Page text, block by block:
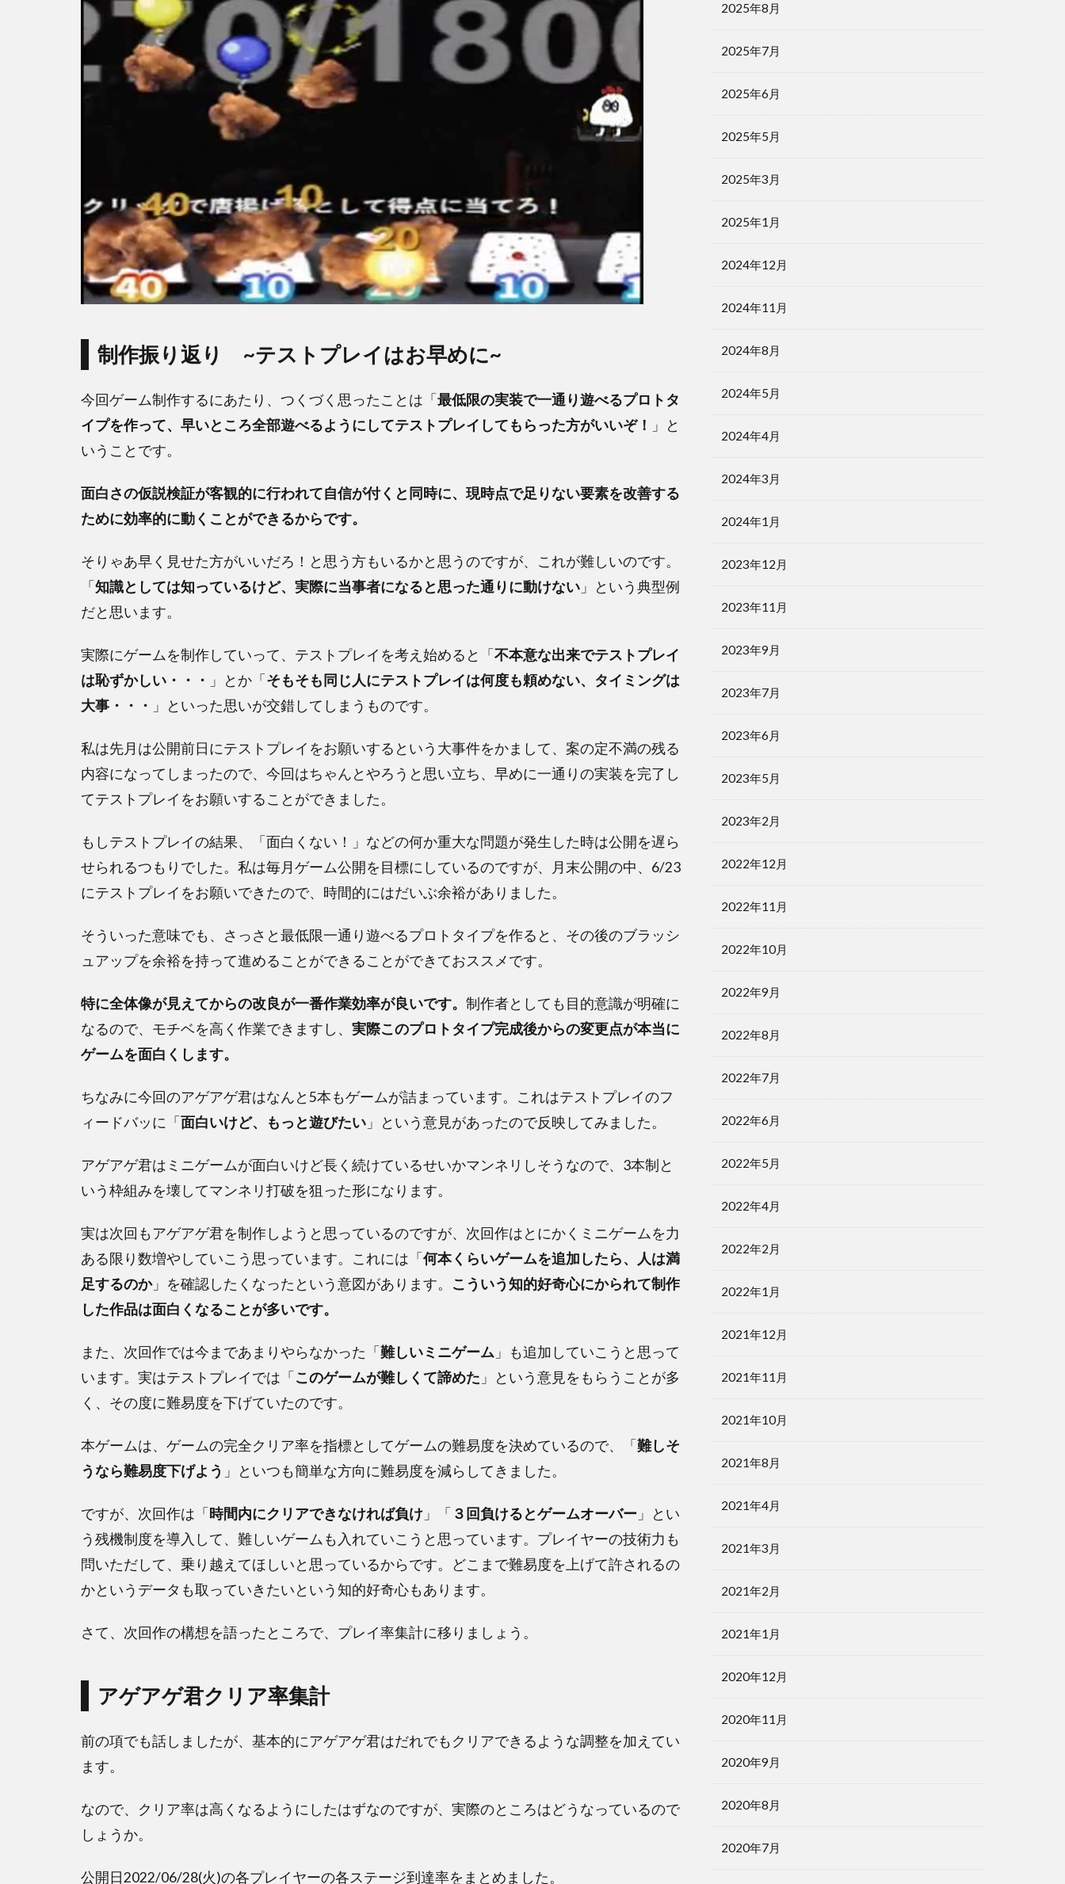
制作振り返り ~テストプレイはお早めに~
今回ゲーム制作するにあたり、つくづく思ったことは「 最低限の実装で一通り遊べるプロトタ
イプを作って、早いところ全部遊べるようにしてテストプレイしてもらった方がいいぞ！
」と
いうことです。
面白さの仮説検証が客観的に行われて自信が付くと同時に、現時点で足りない要素を改善する
ために効率的に動くことができるからです。
そりゃあ早く見せた方がいいだろ！と思う方もいるかと思うのですが、これが難しいのです。
「 知識としては知っているけど、実際に当事者になると思った通りに動けない 」という典型例
だと思います。
実際にゲームを制作していって、テストプレイを考え始めると「 不本意な出来でテストプレイ
は恥ずかしい・・・ 」とか「 そもそも同じ人にテストプレイは何度も頼めない、タイミングは
大事・・・ 」といった思いが交錯してしまうものです。
私は先月は公開前日にテストプレイをお願いするという大事件をかまして、案の定不満の残る
内容になってしまったので、今回はちゃんとやろうと思い立ち、早めに一通りの実装を完了し
てテストプレイをお願いすることができました。
もしテストプレイの結果、「面白くない！」などの何か重大な問題が発生した時は公開を遅ら
せられるつもりでした。私は毎月ゲーム公開を目標にしているのですが、月末公開の中、6/23
にテストプレイをお願いできたので、時間的にはだいぶ余裕がありました。
そういった意味でも、さっさと最低限一通り遊べるプロトタイプを作ると、その後のブラッシ
ュアップを余裕を持って進めることができることができておススメです。
特に全体像が見えてからの改良が一番作業効率が良いです。 制作者としても目的意識が明確に
なるので、モチベを高く作業できますし、 実際このプロトタイプ完成後からの変更点が本当に
ゲームを面白くします。
ちなみに今回のアゲアゲ君はなんと5本もゲームが詰まっています。これはテストプレイのフ
ィードバッに「 面白いけど、もっと遊びたい 」という意見があったので反映してみました。
アゲアゲ君はミニゲームが面白いけど長く続けているせいかマンネリしそうなので、3本制と
いう枠組みを壊してマンネリ打破を狙った形になります。
実は次回もアゲアゲ君を制作しようと思っているのですが、次回作はとにかくミニゲームを力
ある限り数増やしていこう思っています。これには「 何本くらいゲームを追加したら、人は満
足するのか」を確認したくなったという意図があります。 こういう知的好奇心にかられて制作
した作品は面白くなることが多いです。
また、次回作では今まであまりやらなかった「 難しいミニゲーム 」も追加していこうと思って
います。実はテストプレイでは「 このゲームが難しくて諦めた 」という意見をもらうことが多
く、その度に難易度を下げていたのです。
本ゲームは、ゲームの完全クリア率を指標としてゲームの難易度を決めているので、「 難しそ
うなら難易度下げよう 」といつも簡単な方向に難易度を減らしてきました。
ですが、次回作は「 時間内にクリアできなければ負け 」「 ３回負けるとゲームオーバー 」とい
う残機制度を導入して、難しいゲームも入れていこうと思っています。プレイヤーの技術力も
問いただして、乗り越えてほしいと思っているからです。どこまで難易度を上げて許されるの
かというデータも取っていきたいという知的好奇心もあります。
さて、次回作の構想を語ったところで、プレイ率集計に移りましょう。
アゲアゲ君クリア率集計
前の項でも話しましたが、基本的にアゲアゲ君はだれでもクリアできるような調整を加えてい
ます。
なので、クリア率は高くなるようにしたはずなのですが、実際のところはどうなっているので
しょうか。
公開日2022/06/28(火)の各プレイヤーの各ステージ到達率をまとめました。
2025年8月
2025年7月
2025年6月
2025年5月
2025年3月
2025年1月
2024年12月
2024年11月
2024年8月
2024年5月
2024年4月
2024年3月
2024年1月
2023年12月
2023年11月
2023年9月
2023年7月
2023年6月
2023年5月
2023年2月
2022年12月
2022年11月
2022年10月
2022年9月
2022年8月
2022年7月
2022年6月
2022年5月
2022年4月
2022年2月
2022年1月
2021年12月
2021年11月
2021年10月
2021年8月
2021年4月
2021年3月
2021年2月
2021年1月
2020年12月
2020年11月
2020年9月
2020年8月
2020年7月